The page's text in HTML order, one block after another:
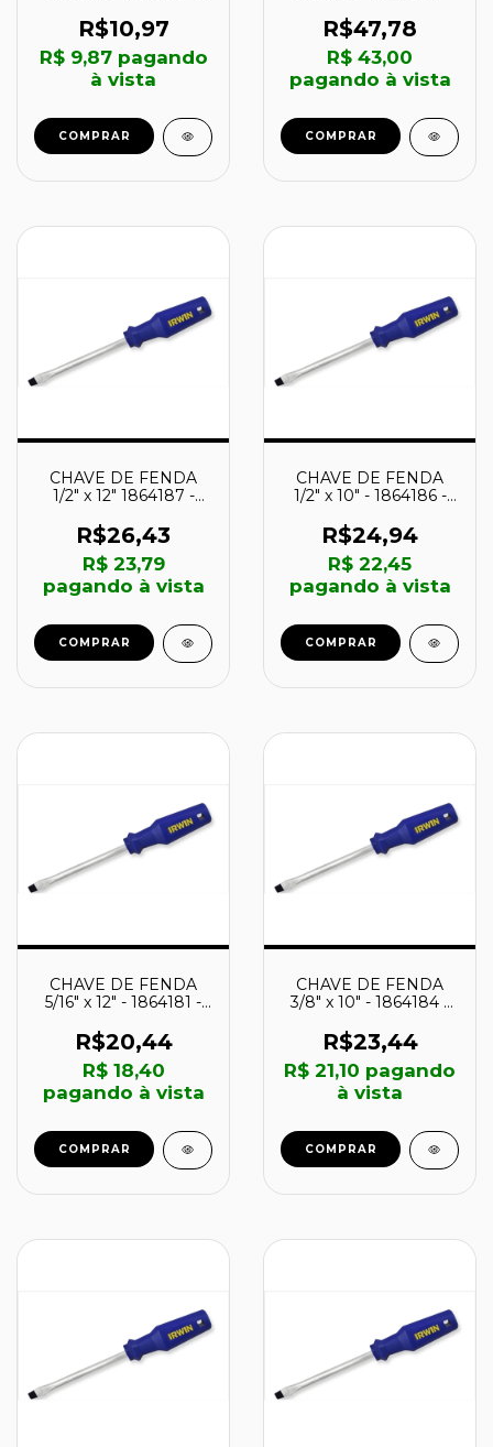
R$10,97
R$ 9,87pagando
à vista
COMPRAR
R$47,78
R$ 43,00
pagando à vista
COMPRAR
CHAVE DE FENDA
1/2" x 12" 1864187 -
R$26,43
R$ 23,79
pagando à vista
COMPRAR
CHAVE DE FENDA
1/2" x 10" - 1864186 -
R$24,94
R$ 22,45
pagando à vista
COMPRAR
CHAVE DE FENDA
5/16" x 12" - 1864181 -
R$20,44
R$ 18,40
pagando à vista
COMPRAR
CHAVE DE FENDA
3/8" x 10" - 1864184 -
R$23,44
R$ 21,10 pagando
à vista
COMPRAR